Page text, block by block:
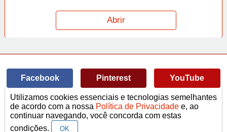
Frases de Amizade
Frases de Amor
Frases de Arrependimento
Frases de Atitude
Frases de Azar
Abrir
Facebook Pinterest YouTube
© Copyright 2014-2022A Frase.
Termos de Uso / Privacidade
Frases
Vídeos
contato@afrase.com.br
Utilizamos cookies essenciais e tecnologias semelhantes
de acordo com a nossa Política de Privacidade e, ao
continuar navegando, você concorda com estas
condições.
OK